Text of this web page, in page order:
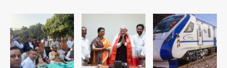
1
Noida Crime News: नोएडा सेक्टर-51
में 15 वर्षीय घरेलू सहायिका का शव पंखे से लटका
मिला
Avinash Kumar